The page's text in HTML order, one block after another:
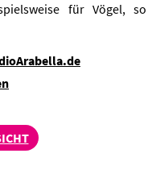
für Vögel, so